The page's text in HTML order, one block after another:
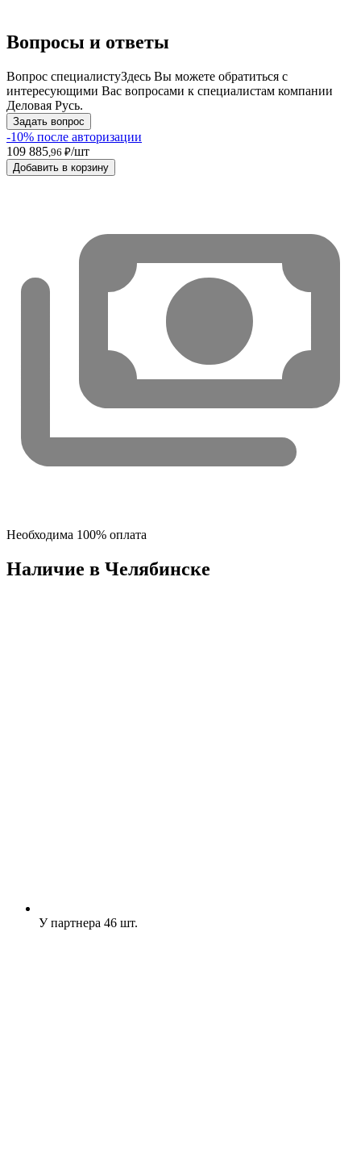
Вопросы и ответы
Вопрос специалистуЗдесь Вы можете обратиться с
интересующими Вас вопросами к специалистам компании
Деловая Русь.
Задать вопрос
-10% после авторизации
109 885,96 ₽/шт
Добавить в корзину
Необходима 100% оплата
Наличие в Челябинскe
У партнера 46 шт.